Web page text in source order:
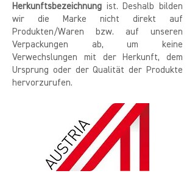
Herkunftsbezeichnung ist. Deshalb bilden
wir die Marke nicht direkt auf
Produkten/Waren bzw. auf unseren
Verpackungen ab, um keine
Verwechslungen mit der Herkunft, dem
Ursprung oder der Qualität der Produkte
hervorzurufen.